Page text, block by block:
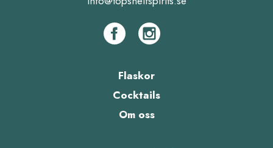
Flaskor
Cocktails
Om oss